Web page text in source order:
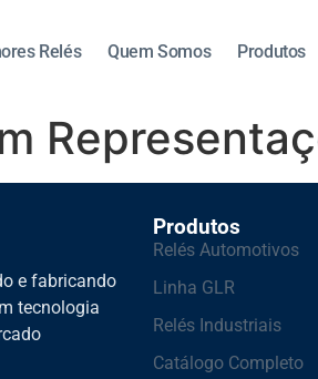
Relés Quem Somos Produtos
e fabricando
tecnologia
Produtos
Relés Automotivos
Linha GLR
Relés Industriais
Catálogo Completo